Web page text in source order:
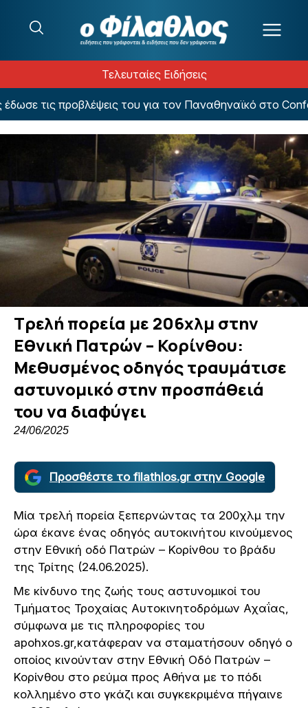
Τελευταίες Ειδήσεις
τις προβλέψεις του για τον Παναθηναϊκό στο
Τρελή πορεία με 206χλμ στην
Εθνική Πατρών – Κορίνθου:
Μεθυσμένος οδηγός τραυμάτισε
αστυνομικό στην προσπάθειά
του να διαφύγει
24/06/2025
Προσθέστε το filathlos.gr στην Google
Μία τρελή πορεία ξεπερνώντας τα 200χλμ την
ώρα έκανε ένας οδηγός αυτοκινήτου κινούμενος
στην Εθνική οδό Πατρών – Κορίνθου το βράδυ
της Τρίτης (24.06.2025).
Με κίνδυνο της ζωής τους αστυνομικοί του
Τμήματος Τροχαίας Αυτοκινητοδρόμων Αχαΐας,
σύμφωνα με τις πληροφορίες του
apohxos.gr,κατάφεραν να σταματήσουν οδηγό ο
οποίος κινούνταν στην Εθνική Οδό Πατρών –
Κορίνθου στο ρεύμα προς Αθήνα με το πόδι
κολλημένο στο γκάζι και συγκεκριμένα πήγαινε